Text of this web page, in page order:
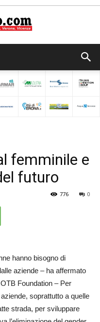
femminile e
futuro
0
776
hanno bisogno di
aziende – ha affermato
Foundation – Per
soprattutto a quelle
strada, per sviluppare